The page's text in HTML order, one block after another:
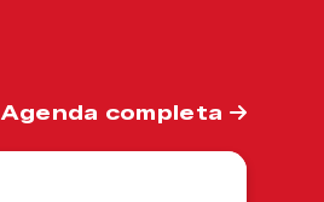
Agenda completa